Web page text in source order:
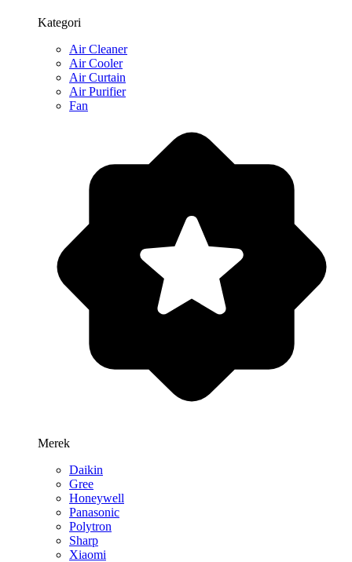
Kategori
Air Cleaner
Air Cooler
Air Curtain
Air Purifier
Fan
Merek
Daikin
Gree
Honeywell
Panasonic
Polytron
Sharp
Xiaomi